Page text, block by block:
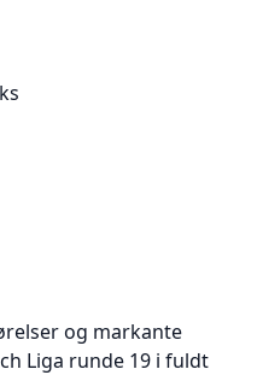
og markante
Liga runde 19 i fuldt